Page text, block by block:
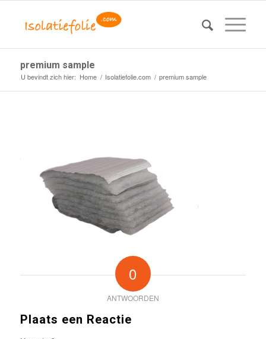
premium sample
U bevindt zich hier: Home / Isolatiefolie.com / premium sample
0
ANTWOORDEN
Plaats een Reactie